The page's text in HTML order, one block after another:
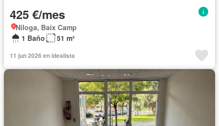
425 €/mes
Niloga, Baix Camp
1 Baño
51 m²
11 jun 2026 en idealista